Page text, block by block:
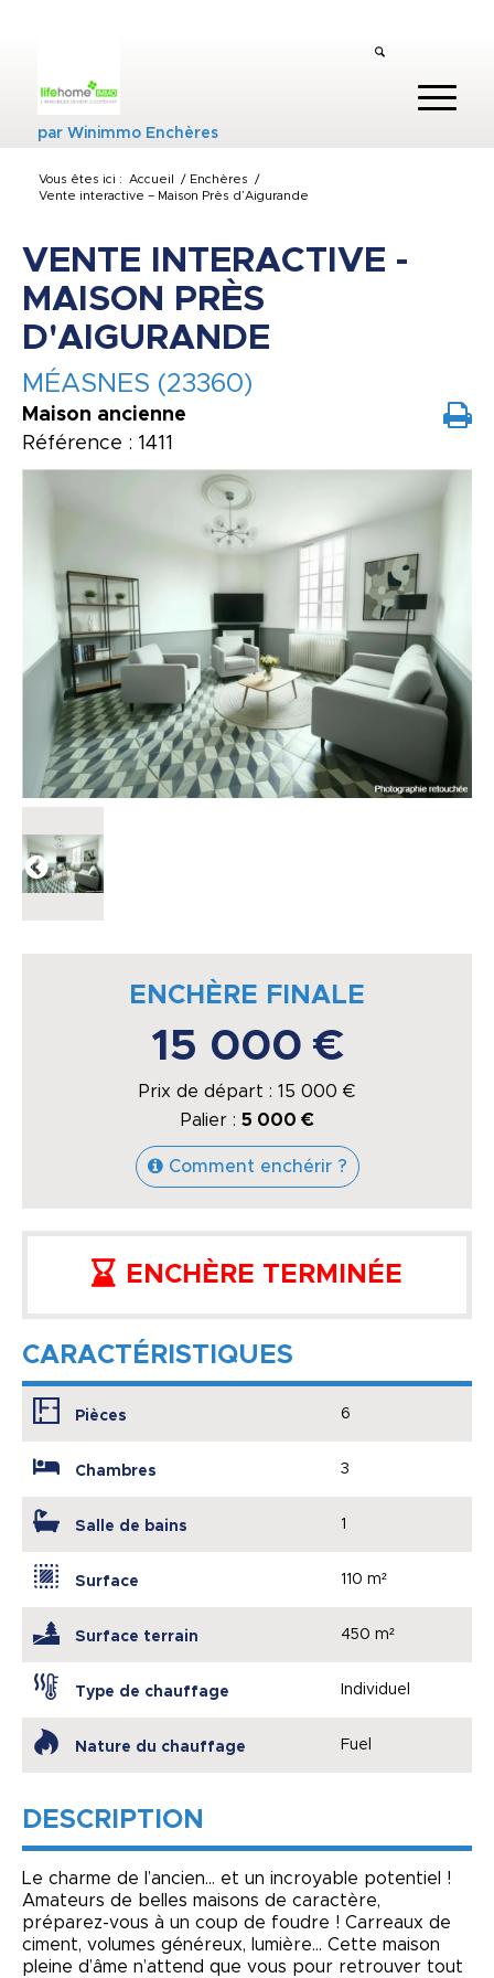
parWinimmo Enchères
Vous êtes ici : Accueil / Enchères
/
Vente interactive – Maison Près d’Aigurande
VENTE INTERACTIVE -
MAISON PRÈS
D'AIGURANDE
MÉASNES (23360)
Maison ancienne
Référence : 1411
ENCHÈRE FINALE
15 000 €
Prix de départ : 15 000 €
Palier : 5 000 €
Comment enchérir ?
ENCHÈRE TERMINÉE
CARACTÉRISTIQUES
Pièces 6
Chambres 3
Salle de bains 1
Surface 110 m²
Surface terrain 450 m²
Type de chauffage Individuel
Nature du chauffage Fuel
DESCRIPTION
Le charme de l’ancien… et un incroyable potentiel !
Amateurs de belles maisons de caractère,
préparez-vous à un coup de foudre ! Carreaux de
ciment, volumes généreux, lumière… Cette maison
pleine d’âme n’attend que vous pour retrouver tout